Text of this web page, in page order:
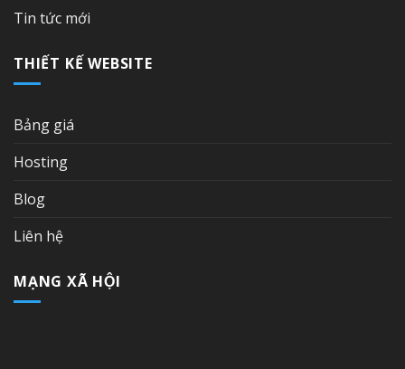
Tin tức mới
THIẾT KẾ WEBSITE
Bảng giá
Hosting
Blog
Liên hệ
MẠNG XÃ HỘI